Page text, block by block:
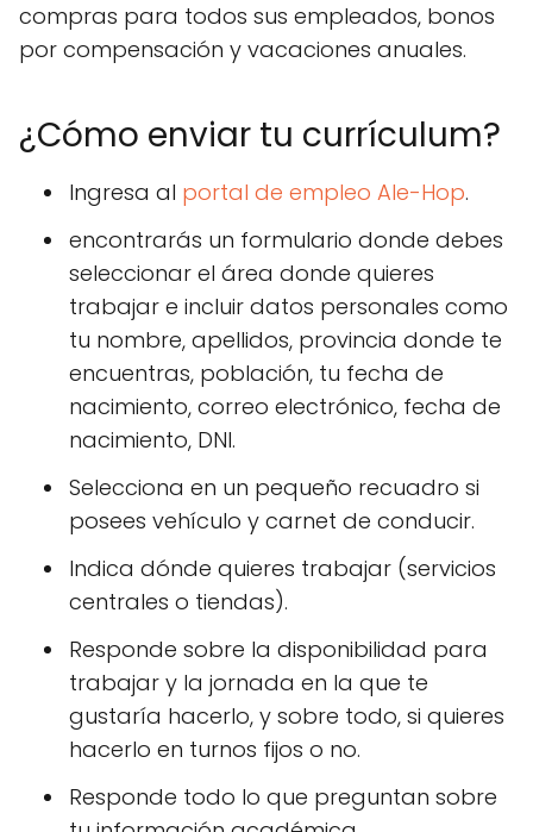
compras para todos sus empleados, bonos
por compensación y vacaciones anuales.
¿Cómo enviar tu currículum?
Ingresa al portal de empleo Ale-Hop.
encontrarás un formulario donde debes
seleccionar el área donde quieres
trabajar e incluir datos personales como
tu nombre, apellidos, provincia donde te
encuentras, población, tu fecha de
nacimiento, correo electrónico, fecha de
nacimiento, DNI.
Selecciona en un pequeño recuadro si
posees vehículo y carnet de conducir.
Indica dónde quieres trabajar (servicios
centrales o tiendas).
Responde sobre la disponibilidad para
trabajar y la jornada en la que te
gustaría hacerlo, y sobre todo, si quieres
hacerlo en turnos fijos o no.
Responde todo lo que preguntan sobre